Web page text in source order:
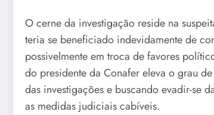
O cerne da investigação reside na
teria se beneficiado indevidamente de
possivelmente em troca de favores
do presidente da Conafer eleva o grau
das investigações e buscando evadir-se
as medidas judiciais cabíveis.